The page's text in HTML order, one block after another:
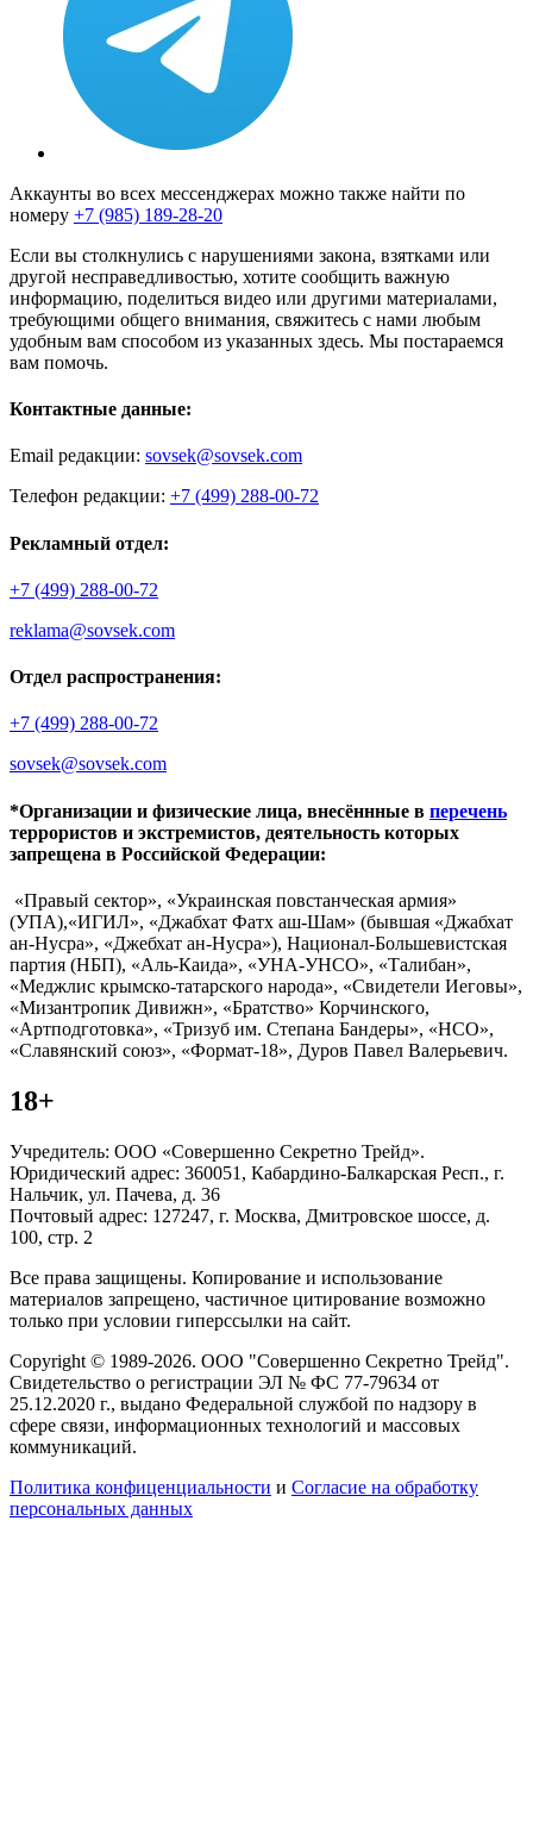
Аккаунты во всех мессенджерах можно также найти по
номеру +7 (985) 189-28-20
Если вы столкнулись с нарушениями закона, взятками или
другой несправедливостью, хотите сообщить важную
информацию, поделиться видео или другими материалами,
требующими общего внимания, свяжитесь с нами любым
удобным вам способом из указанных здесь. Мы постараемся
вам помочь.
Контактные данные:
Email редакции: sovsek@sovsek.com
Телефон редакции: +7 (499) 288-00-72
Рекламный отдел:
+7 (499) 288-00-72
reklama@sovsek.com
Отдел распространения:
+7 (499) 288-00-72
sovsek@sovsek.com
*Организации и физические лица, внесённные в перечень
террористов и экстремистов, деятельность которых
запрещена в Российской Федерации:
«Правый сектор», «Украинская повстанческая армия»
(УПА),«ИГИЛ», «Джабхат Фатх аш-Шам» (бывшая «Джабхат
ан-Нусра», «Джебхат ан-Нусра»), Национал-Большевистская
партия (НБП), «Аль-Каида», «УНА-УНСО», «Талибан»,
«Меджлис крымско-татарского народа», «Свидетели Иеговы»,
«Мизантропик Дивижн», «Братство» Корчинского,
«Артподготовка», «Тризуб им. Степана Бандеры», «НСО»,
«Славянский союз», «Формат-18», Дуров Павел Валерьевич.
18+
Учредитель: ООО «Совершенно Секретно Трейд».
Юридический адрес: 360051, Кабардино-Балкарская Респ., г.
Нальчик, ул. Пачева, д. 36
Почтовый адрес: 127247, г. Москва, Дмитровское шоссе, д.
100, стр. 2
Все права защищены. Копирование и использование
материалов запрещено, частичное цитирование возможно
только при условии гиперссылки на сайт.
Copyright © 1989-2026. ООО "Совершенно Секретно Трейд".
Свидетельство о регистрации ЭЛ № ФС 77-79634 от
25.12.2020 г., выдано Федеральной службой по надзору в
сфере связи, информационных технологий и массовых
коммуникаций.
Политика конфиценциальности и Согласие на обработку
персональных данных